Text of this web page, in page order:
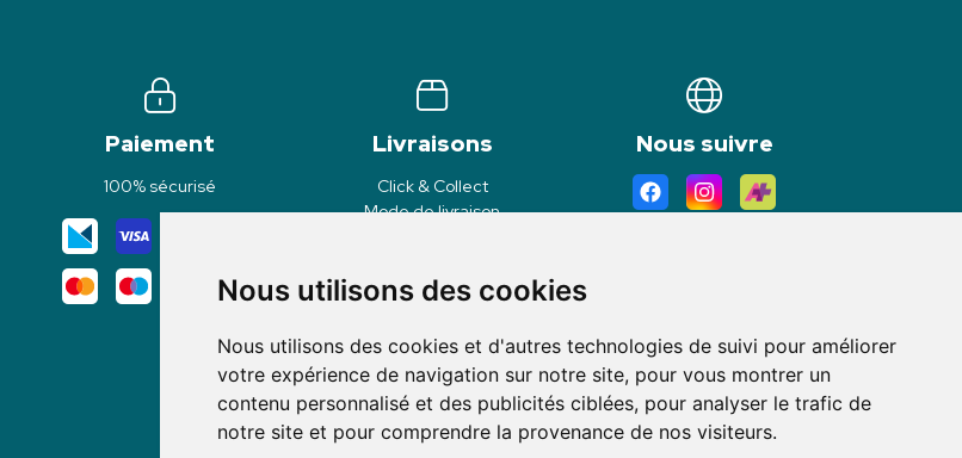
Nous utilisons des cookies
Nous utilisons des cookies et d'autres technologies de suivi pour améliorer
votre expérience de navigation sur notre site, pour vous montrer un
contenu personnalisé et des publicités ciblées, pour analyser le trafic de
notre site et pour comprendre la provenance de nos visiteurs.
Paiement
100% sécurisé
Livraisons
Click & Collect
Mode de livraison
Nous suivre